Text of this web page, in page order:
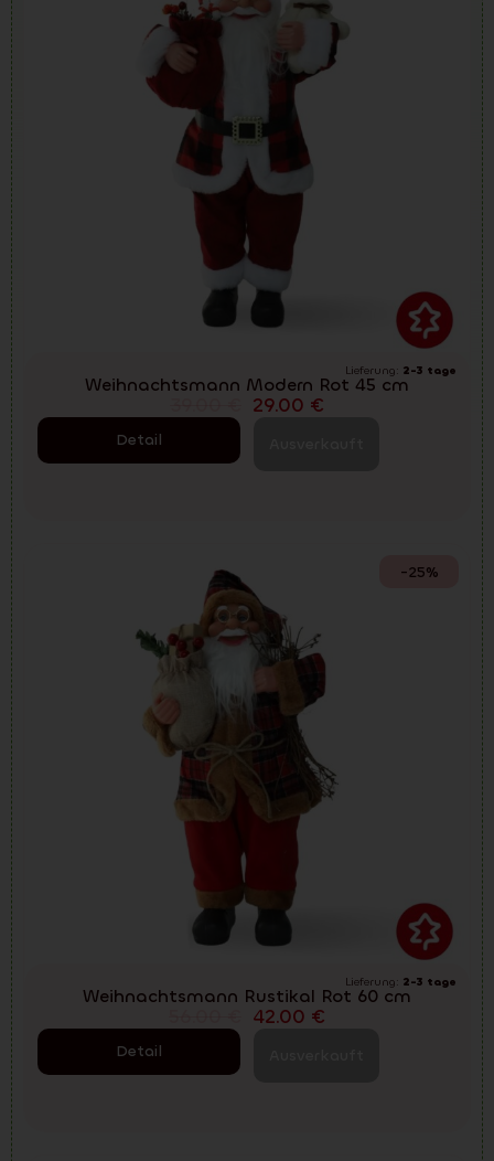
Lieferung: 2-3 tage
Weihnachtsmann Modern Rot 45 cm
29.00 €
Detail
-25%
Lieferung: 2-3 tage
Weihnachtsmann Rustikal Rot 60 cm
42.00 €
Detail